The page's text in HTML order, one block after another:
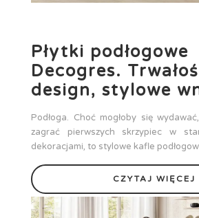
Płytki podłogowe
Decogres.
design, stylowe
Podłoga. Choć mogłoby się
zagrać pierwszych skrzypiec w
dekoracjami, to stylowe kafle
CZYTAJ WIĘCEJ